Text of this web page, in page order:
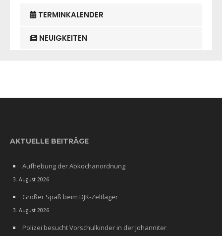
TERMINKALENDER
NEUIGKEITEN
AKTUELLE BEITRÄGE
Aufhebung der Abkochanordnung
3. August 2026
Großer Spaß beim DJK-Zeltlager
3. August 2026
Polizei besucht Vorschulkinder in der Johanniter